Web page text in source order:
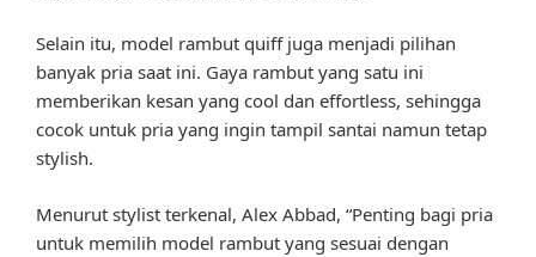
Selain itu, model rambut quiff juga menjadi pilihan
banyak pria saat ini. Gaya rambut yang satu ini
memberikan kesan yang cool dan effortless, sehingga
cocok untuk pria yang ingin tampil santai namun tetap
stylish.
Menurut stylist terkenal, Alex Abbad, “Penting bagi pria
untuk memilih model rambut yang sesuai dengan